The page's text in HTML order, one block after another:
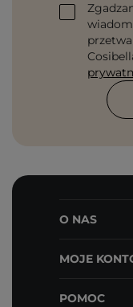
O NAS
MOJE
POMOC